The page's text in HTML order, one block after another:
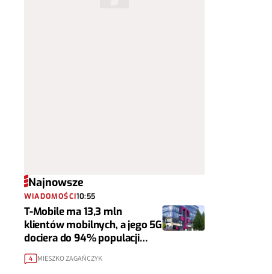
Najnowsze
WIADOMOŚCI10:55
T-Mobile ma 13,3 mln
klientów mobilnych, a jego 5G
dociera do 94% populacji
Polski
4 MIESZKO ZAGAŃCZYK